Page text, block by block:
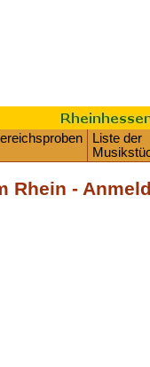
Liste der
Rhein -